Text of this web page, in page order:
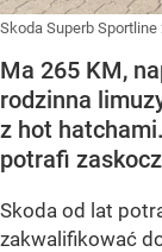
Skoda Superb Sportline
Ma 265 KM,
rodzinna
z hot
potrafi
Skoda od lat
zakwalifikować